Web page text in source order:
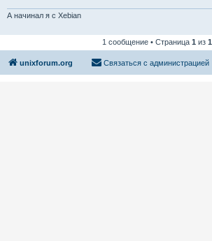
А начинал я с Xebian
1 сообщение • Страница 1 из 1
unixforum.org Связаться с администрацией